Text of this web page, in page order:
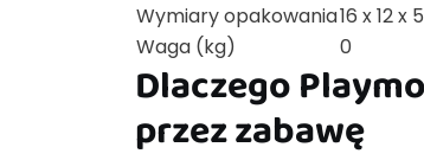
Wymiary opakowania16 x 12 x
Waga (kg)
0
Dlaczego
przez zabawę